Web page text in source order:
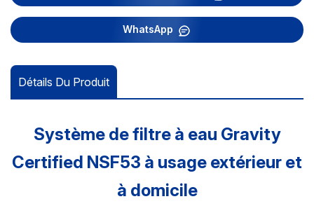
WhatsApp
Détails Du Produit
Système de filtre à eau Gravity
Certified NSF53 à usage extérieur et
à domicile